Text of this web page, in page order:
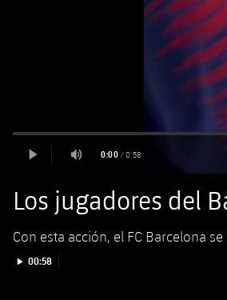
Los jugadores del
Con esta acción, el FC Barcelona
Iniciar vídeo
00:58